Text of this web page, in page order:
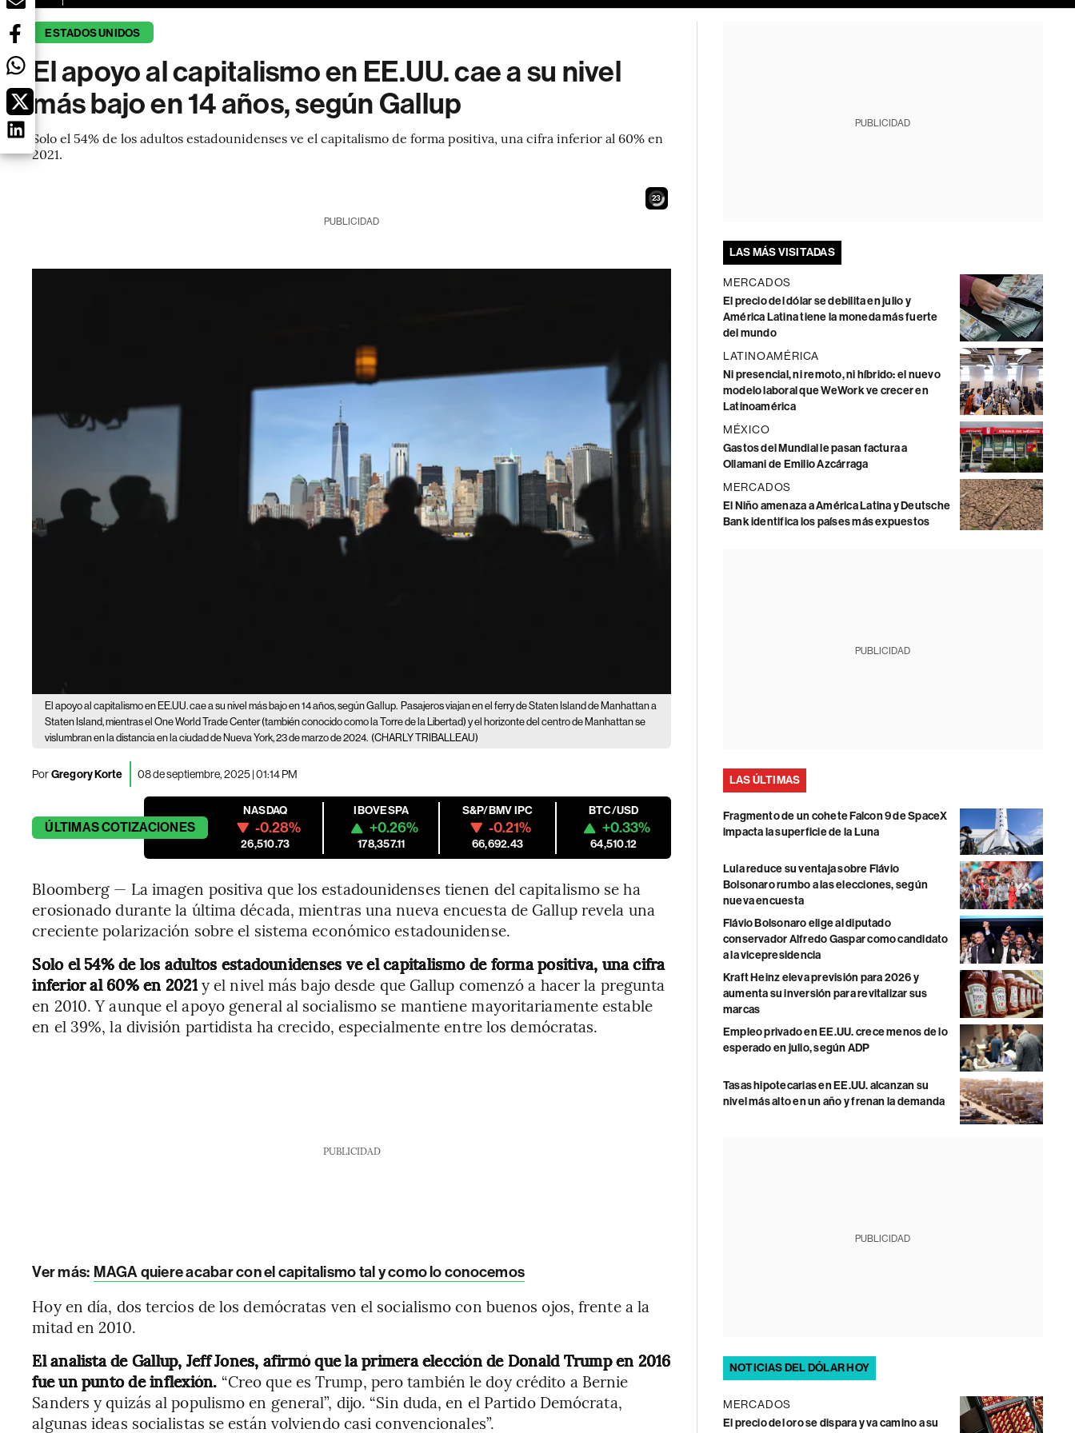
ESTADOS UNIDOS
El apoyo al capitalismo en EE.UU. cae a su nivel
más bajo en 14 años, según Gallup
Solo el 54% de los adultos estadounidenses ve el capitalismo de forma positiva, una cifra inferior al 60% en
2021.
21
PUBLICIDAD
El apoyo al capitalismo en EE.UU. cae a su nivel más bajo en 14 años, según Gallup. Pasajeros viajan en el ferry de Staten Island de Manhattan a
Staten Island, mientras el One World Trade Center (también conocido como la Torre de la Libertad) y el horizonte del centro de Manhattan se
vislumbran en la distancia en la ciudad de Nueva York, 23 de marzo de 2024. (CHARLY TRIBALLEAU)
PorGregory Korte 08 de septiembre, 2025 | 01:14 PM
ÚLTIMASCOTIZACIONES
NASDAQ
-0.28%
26,510.73
IBOVESPA
+0.26%
178,357.11
S&P/BMV IPC
-0.21%
66,692.43
BTC/USD
+0.33%
64,510.12
Bloomberg — La imagen positiva que los estadounidenses tienen del capitalismo se ha
erosionado durante la última década, mientras una nueva encuesta de Gallup revela una
creciente polarización sobre el sistema económico estadounidense.
Solo el 54% de los adultos estadounidenses ve el capitalismo de forma positiva, una cifra
inferior al 60% en 2021y el nivel más bajo desde que Gallup comenzó a hacer la pregunta
en 2010. Y aunque el apoyo general al socialismo se mantiene mayoritariamente estable
en el 39%, la división partidista ha crecido, especialmente entre los demócratas.
PUBLICIDAD
Ver más: MAGA quiere acabar con el capitalismo tal y como lo conocemos
Hoy en día, dos tercios de los demócratas ven el socialismo con buenos ojos, frente a la
mitad en 2010.
El analista de Gallup, Jeff Jones, afirmó que la primera elección de Donald Trump en 2016
fue un punto de inflexión. “Creo que es Trump, pero también le doy crédito a Bernie
Sanders y quizás al populismo en general”, dijo. “Sin duda, en el Partido Demócrata,
algunas ideas socialistas se están volviendo casi convencionales”.
PUBLICIDAD
LAS MÁS VISITADAS
MERCADOS
El precio del dólar se debilita en julio y
América Latina tiene la moneda más fuerte
del mundo
LATINOAMÉRICA
Ni presencial, ni remoto, ni híbrido: el nuevo
modelo laboral que WeWork ve crecer en
Latinoamérica
MÉXICO
Gastos del Mundial le pasan factura a
Ollamani de Emilio Azcárraga
MERCADOS
El Niño amenaza a América Latina y Deutsche
Bank identifica los países más expuestos
PUBLICIDAD
LAS ÚLTIMAS
Fragmento de un cohete Falcon 9 de SpaceX
impacta la superficie de la Luna
Lula reduce su ventaja sobre Flávio
Bolsonaro rumbo a las elecciones, según
nueva encuesta
Flávio Bolsonaro elige al diputado
conservador Alfredo Gaspar como candidato
a la vicepresidencia
Kraft Heinz eleva previsión para 2026 y
aumenta su inversión para revitalizar sus
marcas
Empleo privado en EE.UU. crece menos de lo
esperado en julio, según ADP
Tasas hipotecarias en EE.UU. alcanzan su
nivel más alto en un año y frenan la demanda
PUBLICIDAD
NOTICIAS DEL DÓLAR HOY
MERCADOS
El precio del oro se dispara y va camino a su